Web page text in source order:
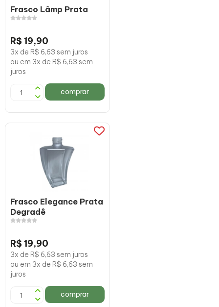
Frasco Lâmp Prata
R$ 19,90
3x de R$ 6,63 sem juros
ou em 3x de R$ 6,63 sem
juros
comprar
Frasco Elegance Prata
Degradê
R$ 19,90
3x de R$ 6,63 sem juros
ou em 3x de R$ 6,63 sem
juros
comprar